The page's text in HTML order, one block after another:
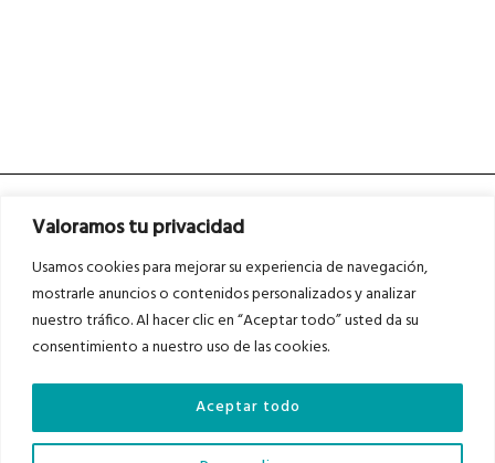
Valoramos tu privacidad
Usamos cookies para mejorar su experiencia de navegación,
mostrarle anuncios o contenidos personalizados y analizar
nuestro tráfico. Al hacer clic en “Aceptar todo” usted da su
consentimiento a nuestro uso de las cookies.
Aceptar todo
Asociados a
Auditados por